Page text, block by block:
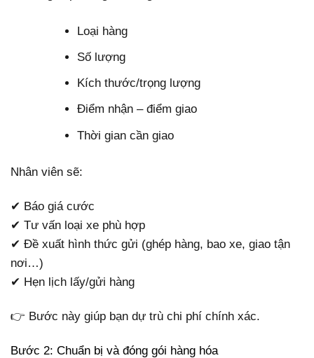
Loại hàng
Số lượng
Kích thước/trọng lượng
Điểm nhận – điểm giao
Thời gian cần giao
Nhân viên sẽ:
✔ Báo giá cước
✔ Tư vấn loại xe phù hợp
✔ Đề xuất hình thức gửi (ghép hàng, bao xe, giao tận
nơi…)
✔ Hẹn lịch lấy/gửi hàng
👉 Bước này giúp bạn dự trù chi phí chính xác.
Bước 2: Chuẩn bị và đóng gói hàng hóa